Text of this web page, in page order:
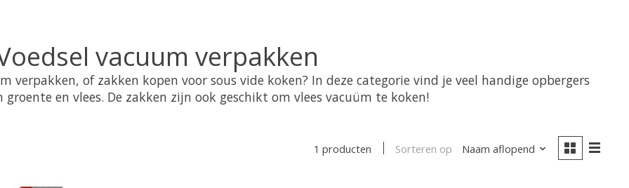
vacuum verpakken
verpakken, of zakken kopen voor sous vide koken? In deze categorie vind je veel handige opbergers
en vlees. De zakken zijn ook geschikt om vlees vacuüm te koken!
1 producten Sorteren op Naam aflopend